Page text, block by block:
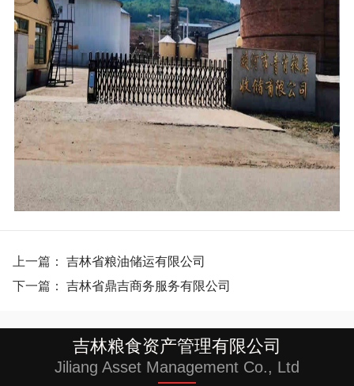
上一篇： 吉林省粮油储运有限公司
下一篇： 吉林省鼎吉商务服务有限公司
吉林粮食资产管理有限公司
Jiliang Asset Management Co., Ltd